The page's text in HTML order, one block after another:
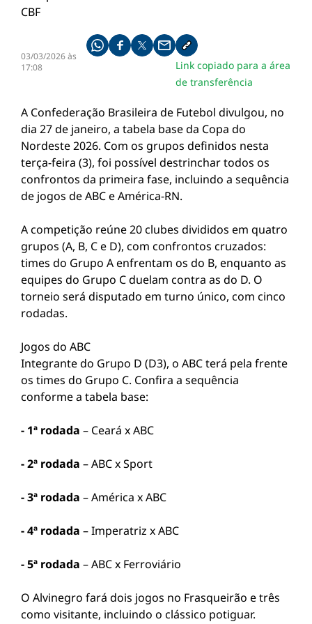
03/03/2026 às
17:08
Compartilhe pelo whatsapp
Compartilhar no facebook
Compartilhar no twitter
Compartilhe pelo email
Copiar link da notícia
Link copiado para a área
de transferência
A Confederação Brasileira de Futebol divulgou, no
dia 27 de janeiro, a tabela base da Copa do
Nordeste 2026. Com os grupos definidos nesta
terça-feira (3), foi possível destrinchar todos os
confrontos da primeira fase, incluindo a sequência
de jogos deABCeAmérica-RN.
A competição reúne 20 clubes divididos em quatro
grupos (A, B, C e D), com confrontos cruzados:
times do Grupo A enfrentam os do B, enquanto as
equipes do Grupo C duelam contra as do D. O
torneio será disputado em turno único, com cinco
rodadas.
Jogos do ABC
Integrante do Grupo D (D3), o ABC terá pela frente
os times do Grupo C. Confira a sequência
conforme a tabela base:
- 1ª rodada – Ceará x ABC
- 2ª rodada – ABC x Sport
- 3ª rodada – América x ABC
- 4ª rodada – Imperatriz x ABC
- 5ª rodada – ABC x Ferroviário
O Alvinegro fará dois jogos no Frasqueirão e três
como visitante, incluindo o clássico potiguar.